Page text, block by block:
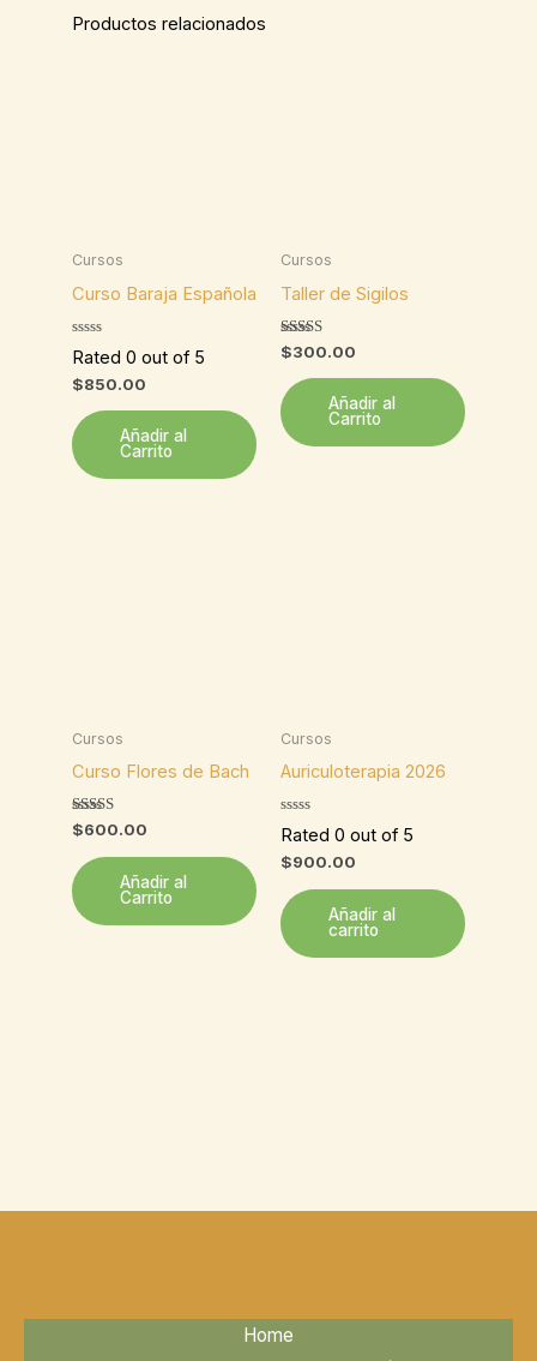
Productos relacionados
Cursos
Curso Baraja Española
Rated 0 out of 5
$850.00
Añadir al
Carrito
Cursos
Taller de Sigilos
Valorado
con
5.00
de 5
$300.00
Añadir al
Carrito
Cursos
Curso Flores de Bach
Valorado
con
5.00
de 5
$600.00
Añadir al
Carrito
Cursos
Auriculoterapia 2026
Rated 0 out of 5
$900.00
Añadir al
carrito
Home